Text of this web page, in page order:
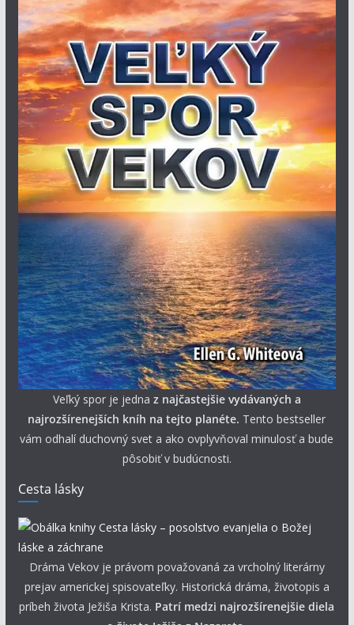
Veľký spor je jedna z najčastejšie vydávaných a
najrozšírenejších kníh na tejto planéte. Tento bestseller
vám odhalí duchovný svet a ako ovplyvňoval minulosť a bude
pôsobiť v budúcnosti.
Cesta lásky
Dráma Vekov je právom považovaná za vrcholný literárny
prejav americkej spisovateľky. Historická dráma, životopis a
príbeh života Ježiša Krista. Patrí medzi najrozšírenejšie diela